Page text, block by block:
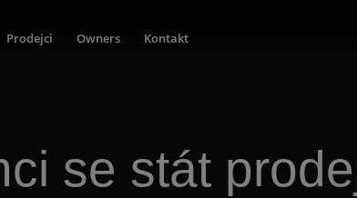
Prodejci Owners Kontakt
se stát